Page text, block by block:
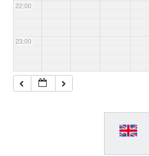
22:00
23:00